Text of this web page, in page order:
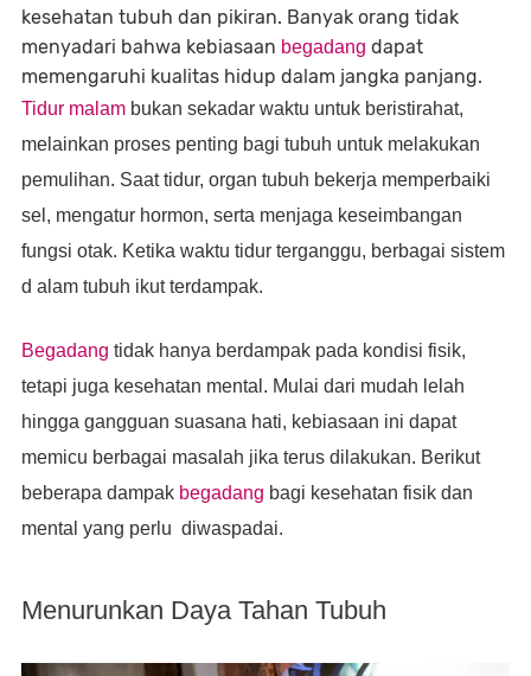
kesehatan tubuh dan pikiran. Banyak orang tidak
menyadari bahwa kebiasaan begadang dapat
memengaruhi kualitas hidup dalam jangka panjang.
Tidur malam bukan sekadar waktu untuk beristirahat,
melainkan proses penting bagi tubuh untuk melakukan
pemulihan. Saat tidur, organ tubuh bekerja memperbaiki
sel, mengatur hormon, serta menjaga keseimbangan
fungsi otak. Ketika waktu tidur terganggu, berbagai sistem
d alam tubuh ikut terdampak.
Begadang tidak hanya berdampak pada kondisi fisik,
tetapi juga kesehatan mental. Mulai dari mudah lelah
hingga gangguan suasana hati, kebiasaan ini dapat
memicu berbagai masalah jika terus dilakukan. Berikut
beberapa dampak begadang bagi kesehatan fisik dan
mental yang perlu diwaspadai.
Menurunkan Daya Tahan Tubuh